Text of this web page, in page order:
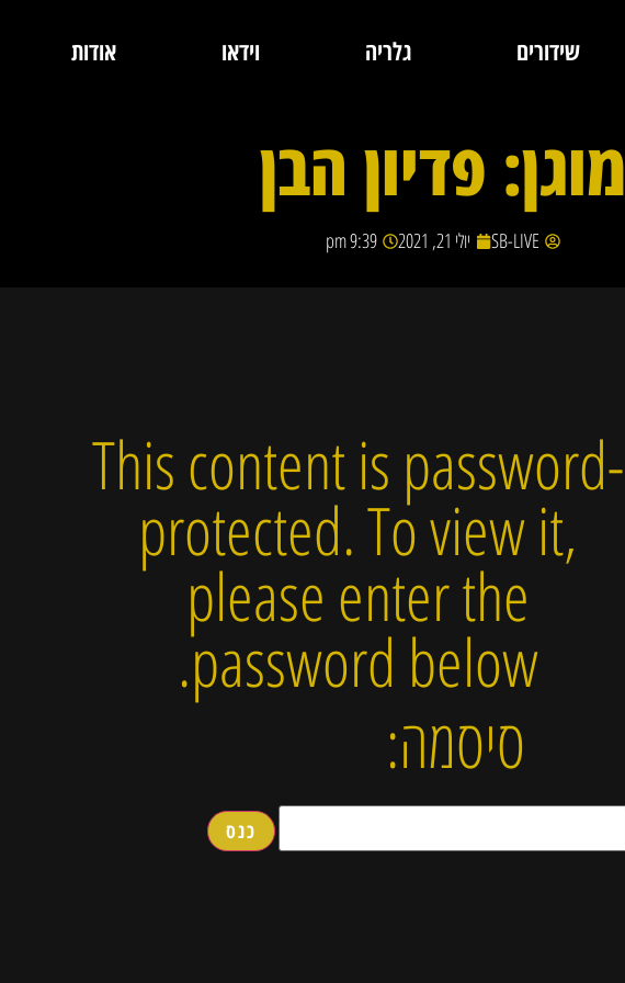
שידורים גלריה וידאו אודות
מוגן: פדיון הבן
SB-LIVE יולי 21, 2021 9:39 pm
This content is password-
protected. To view it,
please enter the
password below.
סיסמה: